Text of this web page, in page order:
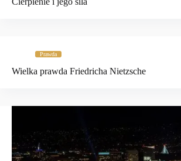
Prawda
Wielka prawda Friedricha Nietzsche